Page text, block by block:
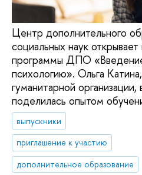
Центр дополнительного
социальных наук
программы ДПО
психологию». Ольга
гуманитарной
поделилась опытом
выпускники
приглашение к участию
дополнительное образование